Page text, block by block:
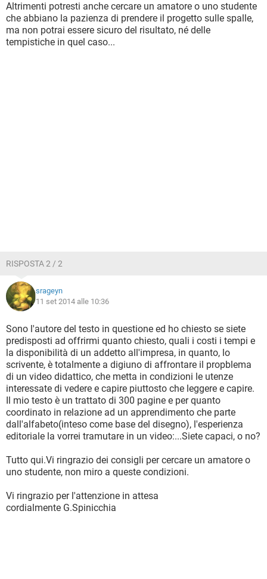
Altrimenti potresti anche cercare un amatore o uno studente
che abbiano la pazienza di prendere il progetto sulle spalle,
ma non potrai essere sicuro del risultato, né delle
tempistiche in quel caso...
RISPOSTA 2 / 2
srageyn
11 set 2014 alle 10:36
Sono l'autore del testo in questione ed ho chiesto se siete
predisposti ad offrirmi quanto chiesto, quali i costi i tempi e
la disponibilità di un addetto all'impresa, in quanto, lo
scrivente, è totalmente a digiuno di affrontare il propblema
di un video didattico, che metta in condizioni le utenze
interessate di vedere e capire piuttosto che leggere e capire.
Il mio testo è un trattato di 300 pagine e per quanto
coordinato in relazione ad un apprendimento che parte
dall'alfabeto(inteso come base del disegno), l'esperienza
editoriale la vorrei tramutare in un video:...Siete capaci, o no?
Tutto qui.Vi ringrazio dei consigli per cercare un amatore o
uno studente, non miro a queste condizioni.
Vi ringrazio per l'attenzione in attesa
cordialmente G.Spinicchia